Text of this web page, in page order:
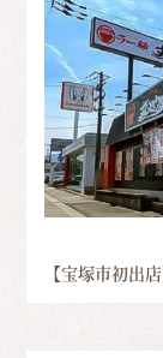
【宝塚市初出